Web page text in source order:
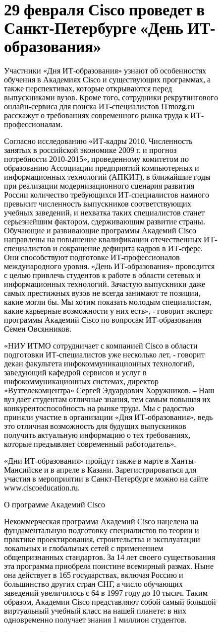
29 февраля Cisco проведет в
Санкт-Петербурге «День ИТ-
образования»
Участники «Дня ИТ-образования» узнают об особенностях
обучения в Академиях Cisco и существующих программах, а
также перспективах, которые открываются перед
выпускниками вузов. Кроме того, сотрудники рекрутингового
онлайн-сервиса для поиска ИТ-специалистов ITmozg.ru
расскажут о требованиях современного рынка труда к ИТ-
профессионалам.
Согласно исследованию «ИТ-кадры 2010. Численность
занятых в российской экономике 2009 г. и прогноз
потребности 2010-2015», проведенному комитетом по
образованию Ассоциации предприятий компьютерных и
информационных технологий (АПКИТ), в ближайшие годы
при реализации модернизационного сценария развития
России количество требующихся ИТ-специалистов намного
превысит численность выпускников соответствующих
учебных заведений, и нехватка таких специалистов станет
серьезнейшим фактором, сдерживающим развитие страны.
Обучающие и развивающие программы Академий Cisco
направлены на повышение квалификации отечественных ИТ-
специалистов и сокращение дефицита кадров в ИТ-сфере.
Они способствуют подготовке ИТ-профессионалов
международного уровня. «День ИТ-образования» проводится
с целью привлечь студентов к работе в области сетевых и
информационных технологий. Зачастую выпускники даже
самых престижных вузов не всегда занимают те позиции,
какие могли бы. Мы хотим показать молодым специалистам,
какие карьерные возможности у них есть», - говорит эксперт
программы Академий Cisco по вопросам ИТ-образования
Семен Овсянников.
«НИУ ИТМО сотрудничает с компанией Cisco в области
подготовки ИТ-специалистов уже несколько лет, - говорит
декан факультета инфокоммуникационных технологий,
заведующий кафедрой сервисов и услуг в
инфокоммуникационных системах, директор
«Вузтелекомцентра» Сергей Эдуардович Хоружников. – Наш
вуз дает студентам отличные знания, тем самым повышая их
конкурентоспособность на рынке труда. Мы с радостью
приняли участие в организации «Дня ИТ-образования», ведь
это отличная возможность для будущих выпускников
получить актуальную информацию о тех требованиях,
которые предъявляет современный работодатель».
«Дни ИТ-образования» пройдут также в марте в Ханты-
Мансийске и в апреле в Казани. Зарегистрироваться для
участия в мероприятии в Санкт-Петербурге можно на сайте
www.ciscoeducation.ru.
О программе Академий Cisco
Некоммерческая программа Академий Cisco нацелена на
фундаментальную подготовку специалистов по теории и
практике проектирования, строительства и эксплуатации
локальных и глобальных сетей с применением
общепризнанных стандартов. За 14 лет своего существования
эта программа приобрела поистине всемирный размах. Ныне
она действует в 165 государствах, включая Россию и
большинство других стран СНГ, а число обучающих
заведений увеличилось с 64 в 1997 году до 10 тысяч. Таким
образом, Академии Cisco представляют собой самый большой
виртуальный учебный класс на нашей планете: в них
одновременно получает знания 1 миллион студентов.